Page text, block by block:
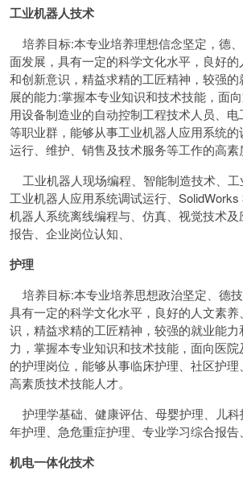
工业机器人技术
培养目标:本专业培养理想信念坚定，德
面发展，具有一定的科学文化水平，良好
和创新意识，精益求精的工匠精神，较强
展的能力:掌握本专业知识和技术技能，面
用设备制造业的自动控制工程技术人员、
等职业群，能够从事工业机器人应用系统的
运行、维护、销售及技术服务等工作的高素
工业机器人现场编程、智能制造技术、工
工业机器人应用系统调试运行、
机器人系统离线编程与、仿真、视觉技术
报告、企业岗位认知、
护理
培养目标:本专业培养思想政治坚定、德
具有一定的科学文化水平，良好的人文素
识，精益求精的工匠精神，较强的就业能
力，掌握本专业知识和技术技能，面向医
的护理岗位，能够从事临床护理、社区护
高素质技术技能人才。
护理学基础、健康评估、母婴护理、儿
年护理、急危重症护理、专业学习综合报告
机电一体化技术